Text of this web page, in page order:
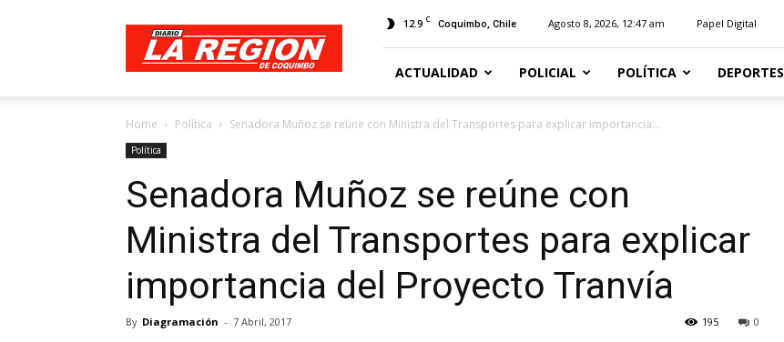
Diario
Región
12.9 C Coquimbo, Chile Agosto 8, 2026, 12:47 am Papel Digital
ACTUALIDAD POLICIAL POLÍTICA DEPORTES
Home Política Senadora Muñoz se reúne con Ministra del Transportes para explicar importancia...
Política
Senadora Muñoz se reúne con
Ministra del Transportes para explicar
importancia del Proyecto Tranvía
By Diagramación - 7 Abril, 2017 0
195